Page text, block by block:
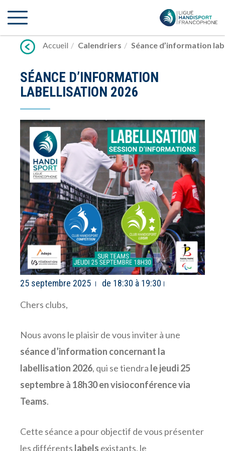
vers
Accueil
Calendriers Séance d’information
SÉANCE D’INFORMATION
LABELLISATION 2026
25 septembre 2025 de 18:30 à 19:30
Chers clubs,
Nous avons le plaisir de vous inviter à une
séance d’information concernant la
labellisation 2026, qui se tiendra lejeudi 25
septembre à 18h30 en visioconférence via
Teams.
Cette séance a pour objectif de vous présenter
les différents labels existants, le